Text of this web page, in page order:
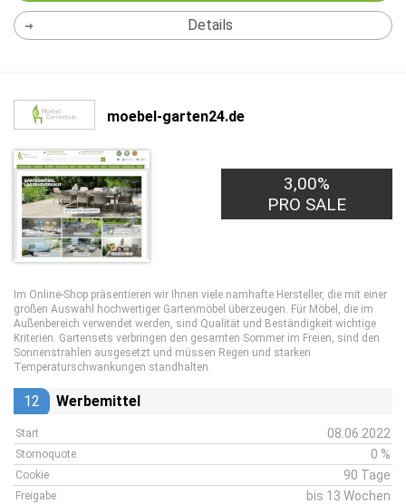
Details
moebel-garten24.de
3,00%
PRO SALE
Im Online-Shop präsentieren wir Ihnen viele namhafte Hersteller, die mit einer
großen Auswahl hochwertiger Gartenmöbel überzeugen. Für Möbel, die im
Außenbereich verwendet werden, sind Qualität und Beständigkeit wichtige
Kriterien. Gartensets verbringen den gesamten Sommer im Freien, sind den
Sonnenstrahlen ausgesetzt und müssen Regen und starken
Temperaturschwankungen standhalten.
12 Werbemittel
Start 08.06.2022
Stornoquote 0 %
Cookie 90 Tage
Freigabe bis 13 Wochen